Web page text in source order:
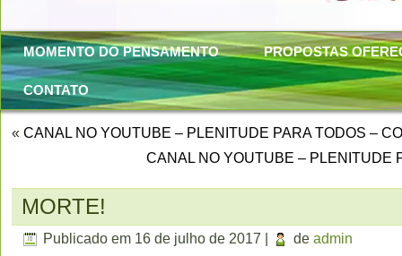
MOMENTO DO PENSAMENTO PROPOSTAS
CONTATO
« CANAL NO YOUTUBE – PLENITUDE PARA TODOS –
CANAL NO YOUTUBE – PLENITUDE
MORTE!
Publicado em 16 de julho de 2017 de admin